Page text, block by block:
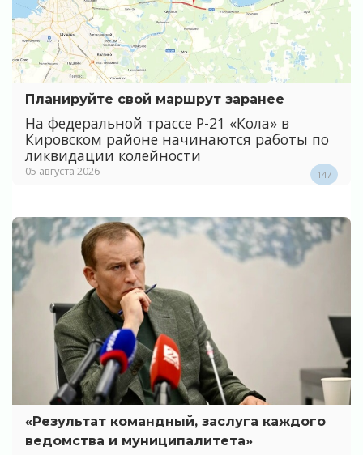
Планируйте свой маршрут заранее
На федеральной трассе Р-21 «Кола» в
Кировском районе начинаются работы по
ликвидации колейности
05 августа 2026 147
«Результат командный, заслуга каждого
ведомства и муниципалитета»